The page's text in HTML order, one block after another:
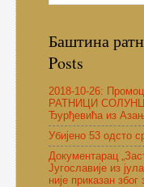
Баштина
Posts
2018-10-26:
РАТНИЦИ
Ђурђевића из
Убијено 53 одсто
Документарац
Југославије из
није приказан због